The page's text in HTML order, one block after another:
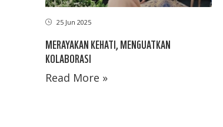
25 Jun 2025
MERAYAKAN KEHATI, MENGUATKAN
KOLABORASI
Read More »